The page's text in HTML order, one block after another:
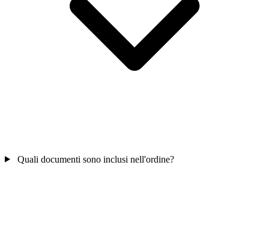
Quali documenti sono inclusi nell'ordine?